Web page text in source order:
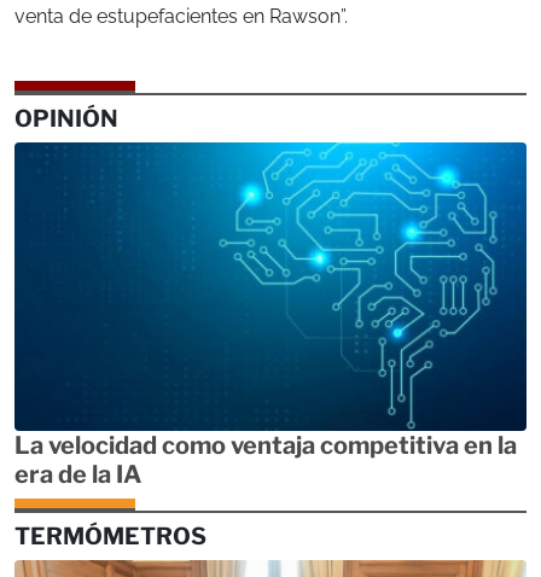
venta de estupefacientes en Rawson”.
OPINIÓN
La velocidad como ventaja competitiva en la
era de la IA
TERMÓMETROS